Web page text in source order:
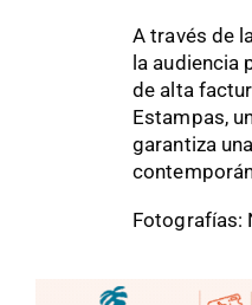
A través de
la audiencia
de alta
Estampas,
garantiza
Fotografías: